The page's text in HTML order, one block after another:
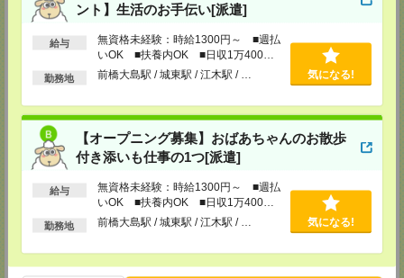
ント】生活のお手伝い[派遣]
給与
無資格未経験：時給1300円～ ■週払
いOK ■扶養内OK ■日収1万400円
以上
勤務地 前橋大島駅 / 城東駅 / 江木駅 / … 気になる!
【オープニング募集】おばあちゃんのお散歩
付き添いも仕事の1つ[派遣]
給与
無資格未経験：時給1300円～ ■週払
いOK ■扶養内OK ■日収1万400円
以上
勤務地 前橋大島駅 / 城東駅 / 江木駅 / … 気になる!
TEL：0422-23-0901
担当：採用担当
町田介護オフィス
〒194-0022 東京都町田市森野1丁目36番14号 ビオレ町田ビル3F
TEL：042-728-3021
FAX：042-728-3025
担当：採用担当
川崎医療オフィス・横浜医療オフィス
〒210-0007 神奈川県川崎市川崎区駅前本町3-1 NMF川崎東口ビル7F
TEL：044-233-3501
担当：採用担当者
横浜介護オフィス
〒221-0835 神奈川県横浜市神奈川区鶴屋町2-23-2 TSプラザビルディング